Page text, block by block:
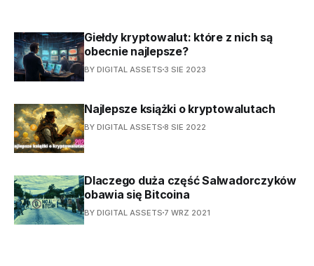
Giełdy kryptowalut: które z nich są
obecnie najlepsze?
BY DIGITAL ASSETS 3 SIE 2023
Najlepsze książki o kryptowalutach
BY DIGITAL ASSETS 8 SIE 2022
Dlaczego duża część Salwadorczyków
obawia się Bitcoina
BY DIGITAL ASSETS 7 WRZ 2021